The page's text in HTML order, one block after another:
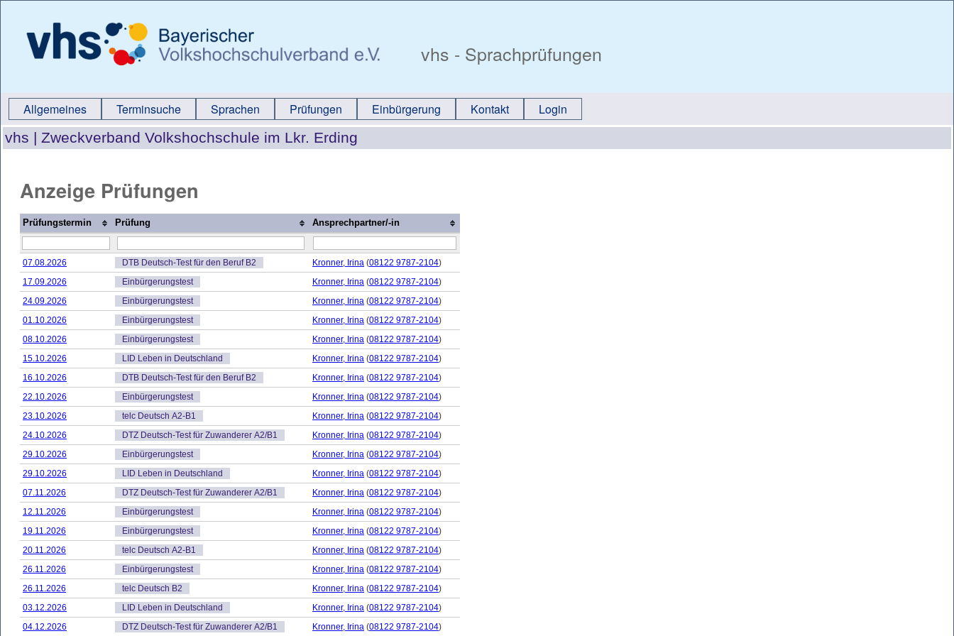
vhs - Sprachprüfungen
Allgemeines Terminsuche Sprachen Prüfungen Einbürgerung Kontakt Login
vhs | Zweckverband Volkshochschule im Lkr. Erding
Anzeige Prüfungen
Prüfungstermin Prüfung Ansprechpartner/-in
07.08.2026 DTB Deutsch-Test für den Beruf B2 Kronner, Irina (08122 9787-2104)
17.09.2026
Einbürgerungstest Kronner, Irina (08122 9787-2104)
24.09.2026
Einbürgerungstest Kronner, Irina (08122 9787-2104)
01.10.2026
Einbürgerungstest Kronner, Irina (08122 9787-2104)
08.10.2026
Einbürgerungstest Kronner, Irina (08122 9787-2104)
15.10.2026
LID Leben in Deutschland Kronner, Irina (08122 9787-2104)
16.10.2026
DTB Deutsch-Test für den Beruf B2 Kronner, Irina (08122 9787-2104)
22.10.2026
Einbürgerungstest Kronner, Irina (08122 9787-2104)
23.10.2026
telc Deutsch A2-B1 Kronner, Irina (08122 9787-2104)
24.10.2026
DTZ Deutsch-Test für Zuwanderer A2/B1 Kronner, Irina (08122 9787-2104)
29.10.2026
Einbürgerungstest Kronner, Irina (08122 9787-2104)
29.10.2026
LID Leben in Deutschland Kronner, Irina (08122 9787-2104)
07.11.2026
DTZ Deutsch-Test für Zuwanderer A2/B1 Kronner, Irina (08122 9787-2104)
12.11.2026
Einbürgerungstest Kronner, Irina (08122 9787-2104)
19.11.2026
Einbürgerungstest Kronner, Irina (08122 9787-2104)
20.11.2026
telc Deutsch A2-B1 Kronner, Irina (08122 9787-2104)
26.11.2026
Einbürgerungstest Kronner, Irina (08122 9787-2104)
26.11.2026
telc Deutsch B2 Kronner, Irina (08122 9787-2104)
03.12.2026
LID Leben in Deutschland Kronner, Irina (08122 9787-2104)
04.12.2026
DTZ Deutsch-Test für Zuwanderer A2/B1 Kronner, Irina (08122 9787-2104)